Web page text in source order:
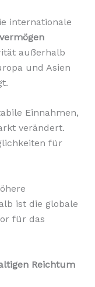
internationale
außerhalb
und Asien
Einnahmen,
verändert.
für
ist die globale
für das
Reichtum